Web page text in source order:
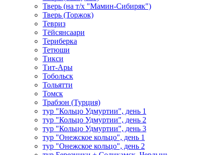
Тверь (на т/х "Мамин-Сибиряк")
Тверь (Торжок)
Тевриз
Тёйсянсаари
Териберка
Тетюши
Тикси
Тит-Ары
Тобольск
Тольятти
Томск
Трабзон (Турция)
тур "Кольцо Удмуртии", день 1
тур "Кольцо Удмуртии", день 2
тур "Кольцо Удмуртии", день 3
тур "Онежское кольцо", день 1
тур "Онежское кольцо", день 2